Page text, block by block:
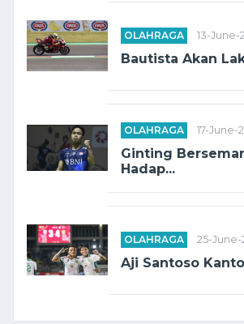
OLAHRAGA 13-June-
Bautista Akan
OLAHRAGA 17-June-
Ginting
Hadap...
OLAHRAGA 25-June-
Aji Santoso